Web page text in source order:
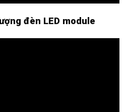
đèn LED module